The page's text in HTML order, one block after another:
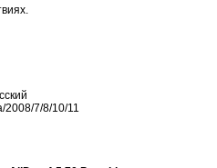
2008/7/8/10/11